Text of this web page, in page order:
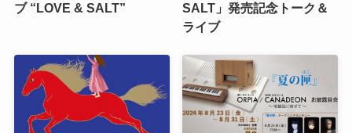
ブ “LOVE & SALT”
SALT」発売記念トーク＆
ライブ